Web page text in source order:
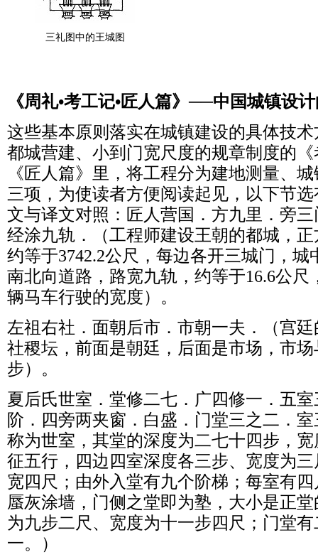
三礼图中的王城图
《周礼•考工记•匠人篇》──中国城镇设
这些基本原则落实在城镇建设的具体技
都城营建、小到门宽尺度的规章制度的
《匠人篇》里，将工程分为建地测量、
三项，为使读者方便阅读起见，以下节
文与译文对照：匠人营国．方九里．旁
经涂九轨．（工程师建设王朝的都城，
约等于3742.2公尺，每边各开三城门，
南北向道路，路宽九轨，约等于16.6公尺
辆马车行驶的宽度）。
左祖右社．面朝后市．市朝一夫．（宫
社稷坛，前面是朝廷，后面是市场，市
步）。
夏后氏世室．堂修二七．广四修一．五
阶．四旁两夹窗．白盛．门堂三之二．
称为世室，其堂的深度为二七十四步，
征五行，四边四室深度各三步、宽度为
宽四尺；由外入堂有九个阶梯；每室有
蜃灰涂墙，门侧之堂即为塾，大小是正
为九步二尺、宽度为十一步四尺；门堂
一。）